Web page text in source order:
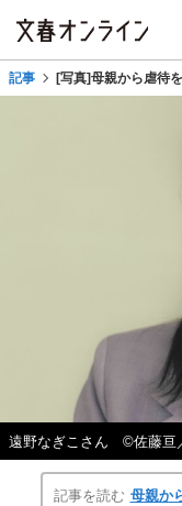
記事 [写真]母親から虐待
遠野なぎこさん ©佐藤亘
記事を読む 母親か